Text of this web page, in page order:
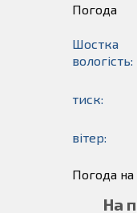
Погода
Шостка
вологість:
тиск:
вітер:
Погода на
На